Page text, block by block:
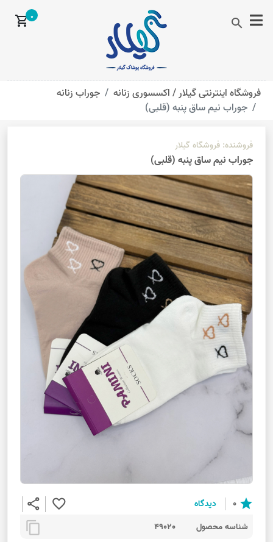
search
shopping_cart0
فروشگاه اینترنتی گیلار /اکسسوری زنانه
جوراب زنانه
جوراب نیم ساق پنبه (قلبی)
فروشنده: فروشگاه گیلار
جوراب نیم ساق پنبه (قلبی)
star
0 دیدگاه favorite_border
share
شناسه محصول 49020
content_copy